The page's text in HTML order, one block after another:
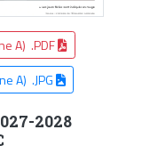
A) .PDF
A) .JPG
2028